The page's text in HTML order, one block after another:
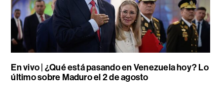
En vivo | ¿Qué está pasando en Venezuela hoy? Lo
último sobre Maduro el 2 de agosto